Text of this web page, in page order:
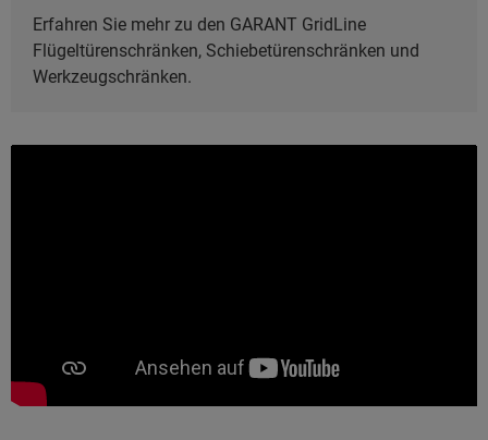
Erfahren Sie mehr zu den GARANT GridLine
Flügeltürenschränken, Schiebetürenschränken und
Werkzeugschränken.